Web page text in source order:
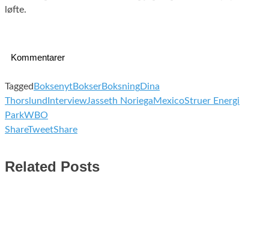
løfte.
Kommentarer
Tagged BoksenytBokserBoksningDina
Thorslund InterviewJasseth NoriegaMexicoStruer Energi
ParkWBO
ShareTweetShare
Related Posts